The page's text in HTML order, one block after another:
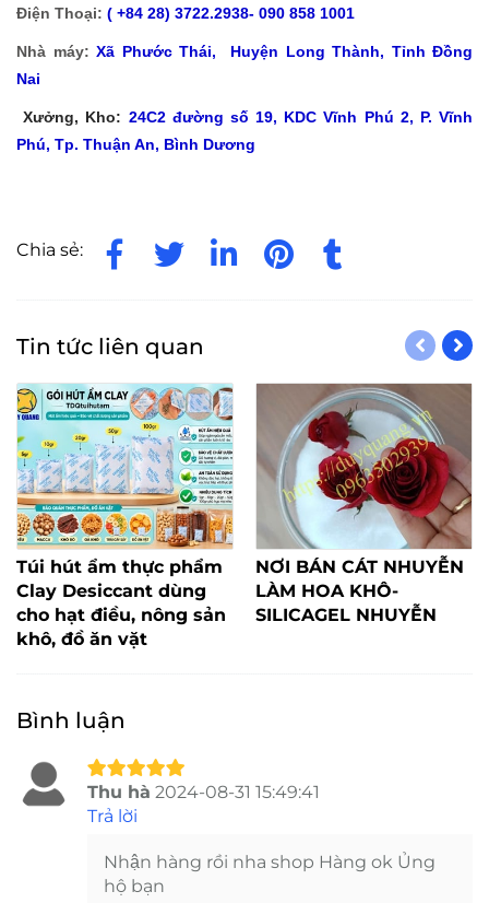
Điện Thoại: ( +84 28) 3722.2938- 090 858 1001
Nhà máy: Xã Phước Thái, Huyện Long Thành, Tỉnh Đồng
Nai
Xưởng, Kho: 24C2 đường số 19, KDC Vĩnh Phú 2, P. Vĩnh
Phú, Tp. Thuận An, Bình Dương
Chia sẻ:
Tin tức liên quan
Túi hút ẩm thực phẩm
Clay Desiccant dùng
cho hạt điều, nông sản
khô, đồ ăn vặt
NƠI BÁN CÁT NHUYỄN
LÀM HOA KHÔ-
SILICAGEL NHUYỄN
Bình luận
Thu hà 2024-08-31 15:49:41
Trả lời
Nhận hàng rồi nha shop Hàng ok Ủng
hộ bạn